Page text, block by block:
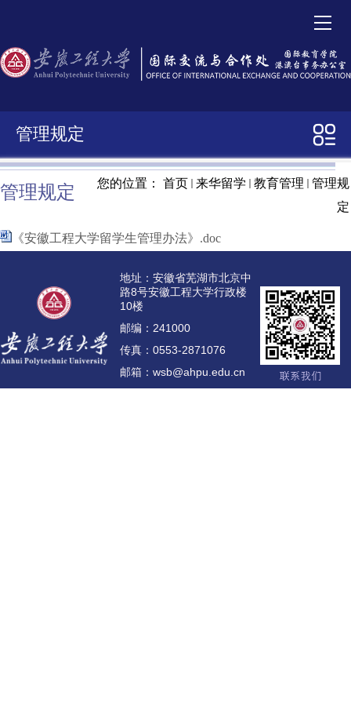
管理规定
>招生宣传
>
管理规定
学生风采
>校友工作
管理规定 您的位置： 首页 来华留学 教育管理
管理规
定
《安徽工程大学留学生管理办法》.doc
地址：安徽省芜湖市北京中
路8号安徽工程大学行政楼
10楼
邮编：241000
传真：0553-2871076
邮箱：wsb@ahpu.edu.cn